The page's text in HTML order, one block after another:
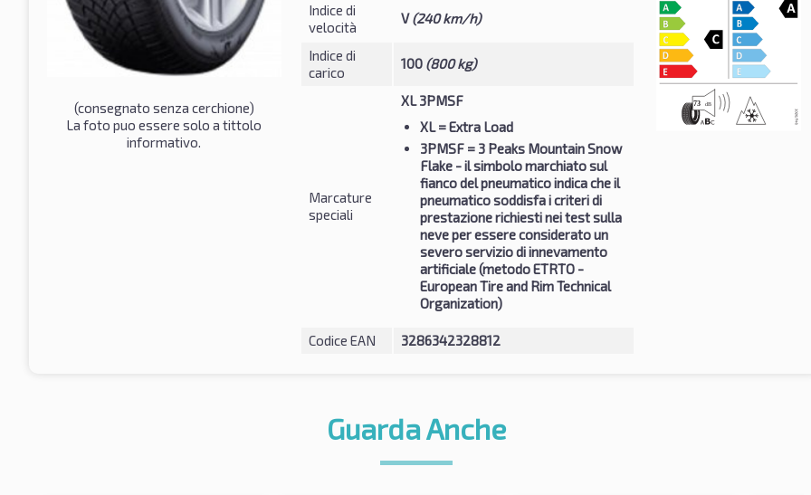
(consegnato senza cerchione)
La foto puo essere solo a tittolo
informativo.
Indice di
velocità
V(240 km/h)
Indice di
carico
100 (800 kg)
Marcature
speciali
XL 3PMSF
XL= Extra Load
3PMSF= 3 Peaks Mountain Snow
Flake - il simbolo marchiato sul
fianco del pneumatico indica che il
pneumatico soddisfa i criteri di
prestazione richiesti nei test sulla
neve per essere considerato un
severo servizio di innevamento
artificiale (metodo ETRTO -
European Tire and Rim Technical
Organization)
Codice EAN 3286342328812
Guarda Anche